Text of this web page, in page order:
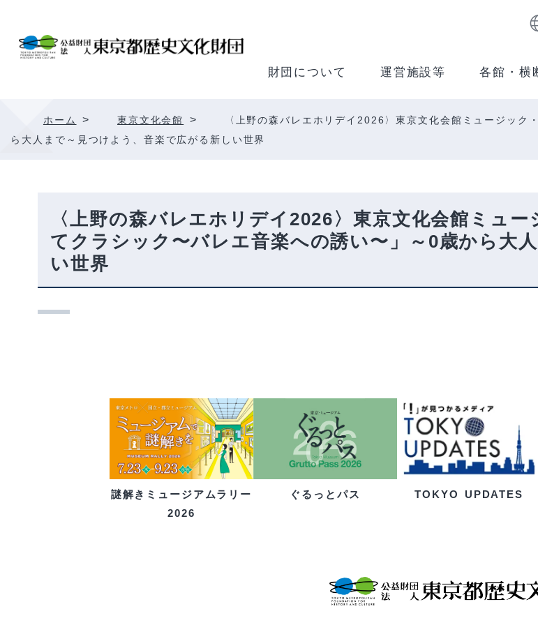
財団について 運営施設等 各館・横
ホーム > 東京文化会館 >
〈上野の森バレエホリデイ2026〉東京文化会館ミュージッ
ら大人まで～見つけよう、音楽で広がる新しい世界
〈上野の森バレエホリデイ2026〉東京文化会館ミュ
てクラシック〜バレエ音楽への誘い〜」～0歳から大
い世界
謎解きミュージアムラリー
2026
ぐるっとパス TOKYO UPDATES